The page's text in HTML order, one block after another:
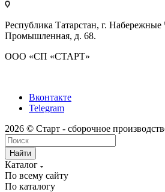
Республика Татарстан, г.
Промышленная, д. 68.
ООО «СП «СТАРТ»
Вконтакте
Telegram
2026 © Старт - сборочное
Найти
Каталог
По всему сайту
По каталогу